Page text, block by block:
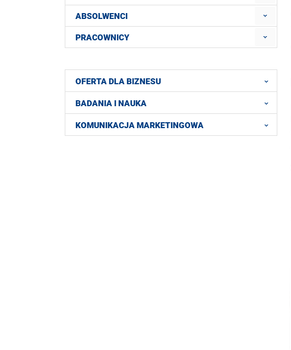
ABSOLWENCI
PRACOWNICY
OFERTA DLA BIZNESU
BADANIA I NAUKA
KOMUNIKACJA MARKETINGOWA